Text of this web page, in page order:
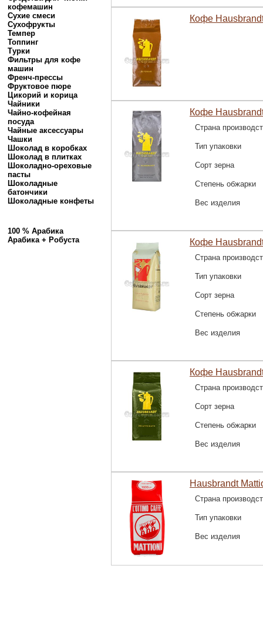
кофемашин
Сухие смеси
Сухофрукты
Темпер
Топпинг
Турки
Фильтры для кофе
машин
Френч-прессы
Фруктовое пюре
Цикорий и корица
Чайники
Чайно-кофейная
посуда
Чайные аксессуары
Чашки
Шоколад в коробках
Шоколад в плитках
Шоколадно-ореховые
пасты
Шоколадные
батончики
Шоколадные конфеты
100 % Арабика
Арабика + Робуста
Кофе
Кофе
Страна
Тип упаковки
Сорт зерна
Степень обжарки
Вес изделия
Кофе
Страна
Тип упаковки
Сорт зерна
Степень обжарки
Вес изделия
Кофе
Страна
Сорт зерна
Степень обжарки
Вес изделия
Hausbrandt
Страна
Тип упаковки
Вес изделия